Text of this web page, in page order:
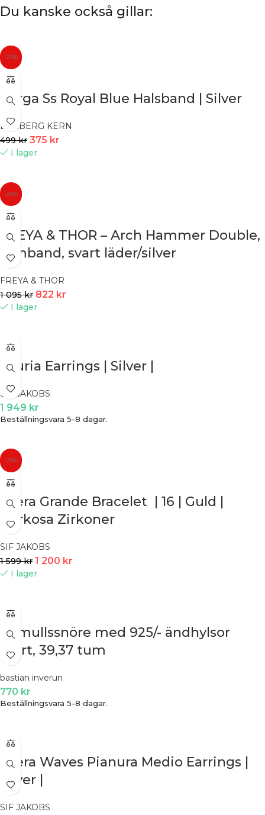
Du kanske också gillar:
-25%
Barga Ss Royal Blue Halsband | Silver
DYRBERG KERN
499kr 375 kr
I lager
-25%
FREYA & THOR – Arch Hammer Double,
armband, svart läder/silver
FREYA & THOR
1 095kr 822 kr
I lager
Lauria Earrings | Silver |
SIF JAKOBS
1 949 kr
Beställningsvara 5-8 dagar.
-25%
Ellera Grande Bracelet | 16 | Guld |
Turkosa Zirkoner
SIF JAKOBS
1 599kr 1 200 kr
I lager
bomullssnöre med 925/- ändhylsor
svart, 39,37 tum
bastian inverun
770 kr
Beställningsvara 5-8 dagar.
Ellera Waves Pianura Medio Earrings |
Silver |
SIF JAKOBS